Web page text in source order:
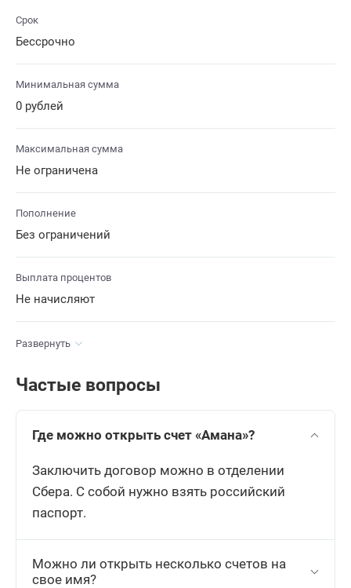
Срок
Бессрочно
Минимальная сумма
0 рублей
Максимальная сумма
Не ограничена
Пополнение
Без ограничений
Выплата процентов
Не начисляют
Развернуть
Частые вопросы
Где можно открыть счет «Амана»?
Заключить договор можно в отделении
Сбера. С собой нужно взять российский
паспорт.
Можно ли открыть несколько счетов на
свое имя?